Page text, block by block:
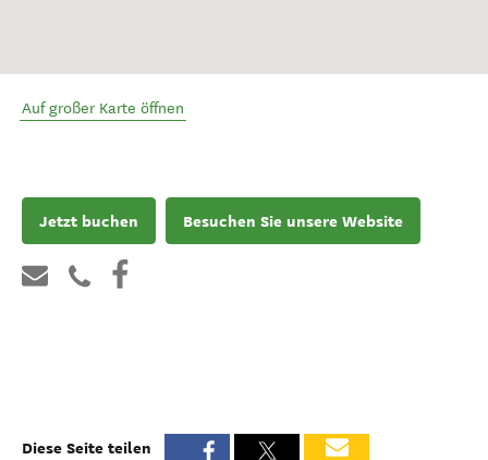
Auf großer Karte öffnen
Jetzt buchen Besuchen Sie unsere Website
Diese Seite teilen